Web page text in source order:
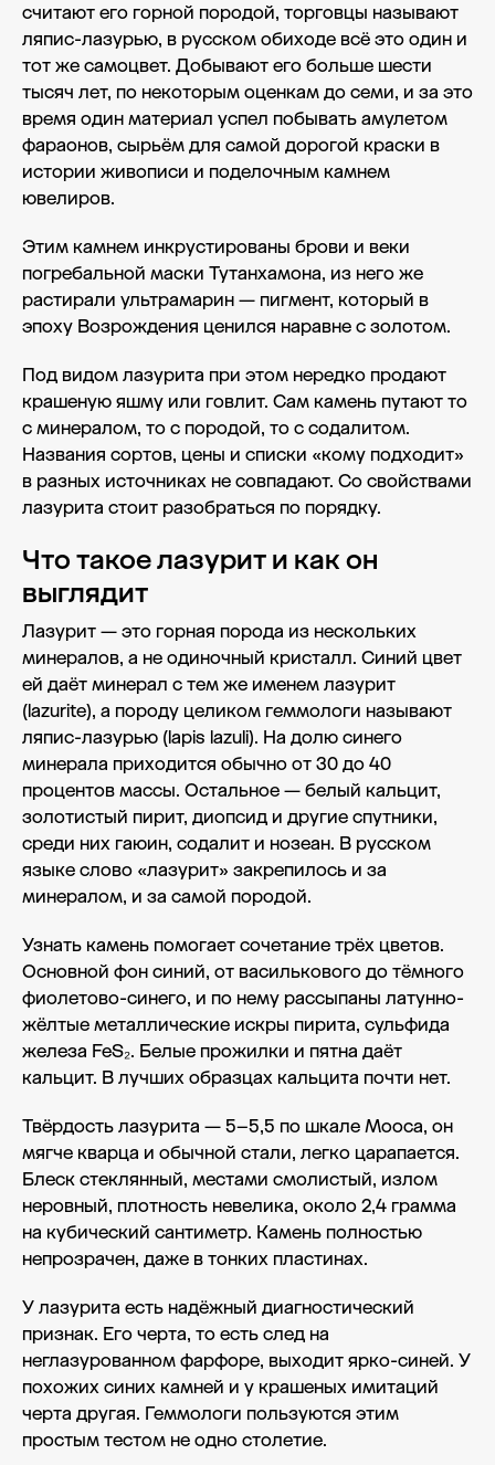
считают его горной породой, торговцы называют
ляпис-лазурью, в русском обиходе всё это один и
тот же самоцвет. Добывают его больше шести
тысяч лет, по некоторым оценкам до семи, и за это
время один материал успел побывать амулетом
фараонов, сырьём для самой дорогой краски в
истории живописи и поделочным камнем
ювелиров.
Этим камнем инкрустированы брови и веки
погребальной маски Тутанхамона, из него же
растирали ультрамарин — пигмент, который в
эпоху Возрождения ценился наравне с золотом.
Под видом лазурита при этом нередко продают
крашеную яшму или говлит. Сам камень путают то
с минералом, то с породой, то с содалитом.
Названия сортов, цены и списки «кому подходит»
в разных источниках не совпадают. Со свойствами
лазурита стоит разобраться по порядку.
Что такое лазурит и как он
выглядит
Лазурит — это горная порода из нескольких
минералов, а не одиночный кристалл. Синий цвет
ей даёт минерал с тем же именем лазурит
(lazurite), а породу целиком геммологи называют
ляпис-лазурью (lapis lazuli). На долю синего
минерала приходится обычно от 30 до 40
процентов массы. Остальное — белый кальцит,
золотистый пирит, диопсид и другие спутники,
среди них гаюин, содалит и нозеан. В русском
языке слово «лазурит» закрепилось и за
минералом, и за самой породой.
Узнать камень помогает сочетание трёх цветов.
Основной фон синий, от василькового до тёмного
фиолетово-синего, и по нему рассыпаны латунно-
жёлтые металлические искры пирита, сульфида
железа FeS₂. Белые прожилки и пятна даёт
кальцит. В лучших образцах кальцита почти нет.
Твёрдость лазурита — 5–5,5 по шкале Мооса, он
мягче кварца и обычной стали, легко царапается.
Блеск стеклянный, местами смолистый, излом
неровный, плотность невелика, около 2,4 грамма
на кубический сантиметр. Камень полностью
непрозрачен, даже в тонких пластинах.
У лазурита есть надёжный диагностический
признак. Его черта, то есть след на
неглазурованном фарфоре, выходит ярко-синей. У
похожих синих камней и у крашеных имитаций
черта другая. Геммологи пользуются этим
простым тестом не одно столетие.